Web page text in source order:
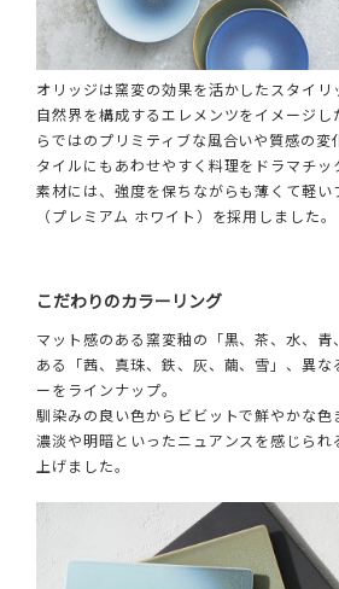
オリッジは窯変の効果を活かしたスタイリ
自然界を構成するエレメンツをイメージ
らではのプリミティブな風合いや質感の変
タイルにもあわせやすく料理をドラマチッ
素材には、強度を保ちながらも薄くて軽い
（プレミアム ホワイト）を採用しました。
こだわりのカラーリング
マット感のある窯変釉の「黒、茶、水、青
ある「茜、真珠、鉄、灰、繭、雪」、異
ーをラインナップ。
馴染みの良い色からビビットで鮮やかな色
濃淡や明暗といったニュアンスを感じら
上げました。